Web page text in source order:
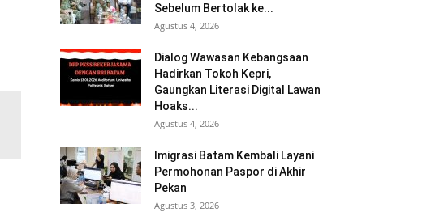
Sebelum Bertolak ke...
Agustus 4, 2026
Dialog Wawasan Kebangsaan
Hadirkan Tokoh Kepri,
Gaungkan Literasi Digital Lawan
Hoaks...
Agustus 4, 2026
Imigrasi Batam Kembali Layani
Permohonan Paspor di Akhir
Pekan
Agustus 3, 2026